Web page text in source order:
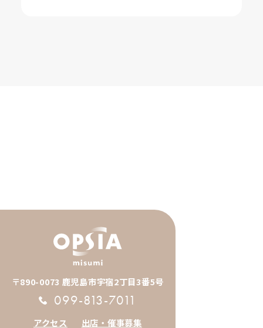
〒890-0073 鹿児島市宇宿2丁目3番5号
099-813-7011
アクセス 出店・催事募集